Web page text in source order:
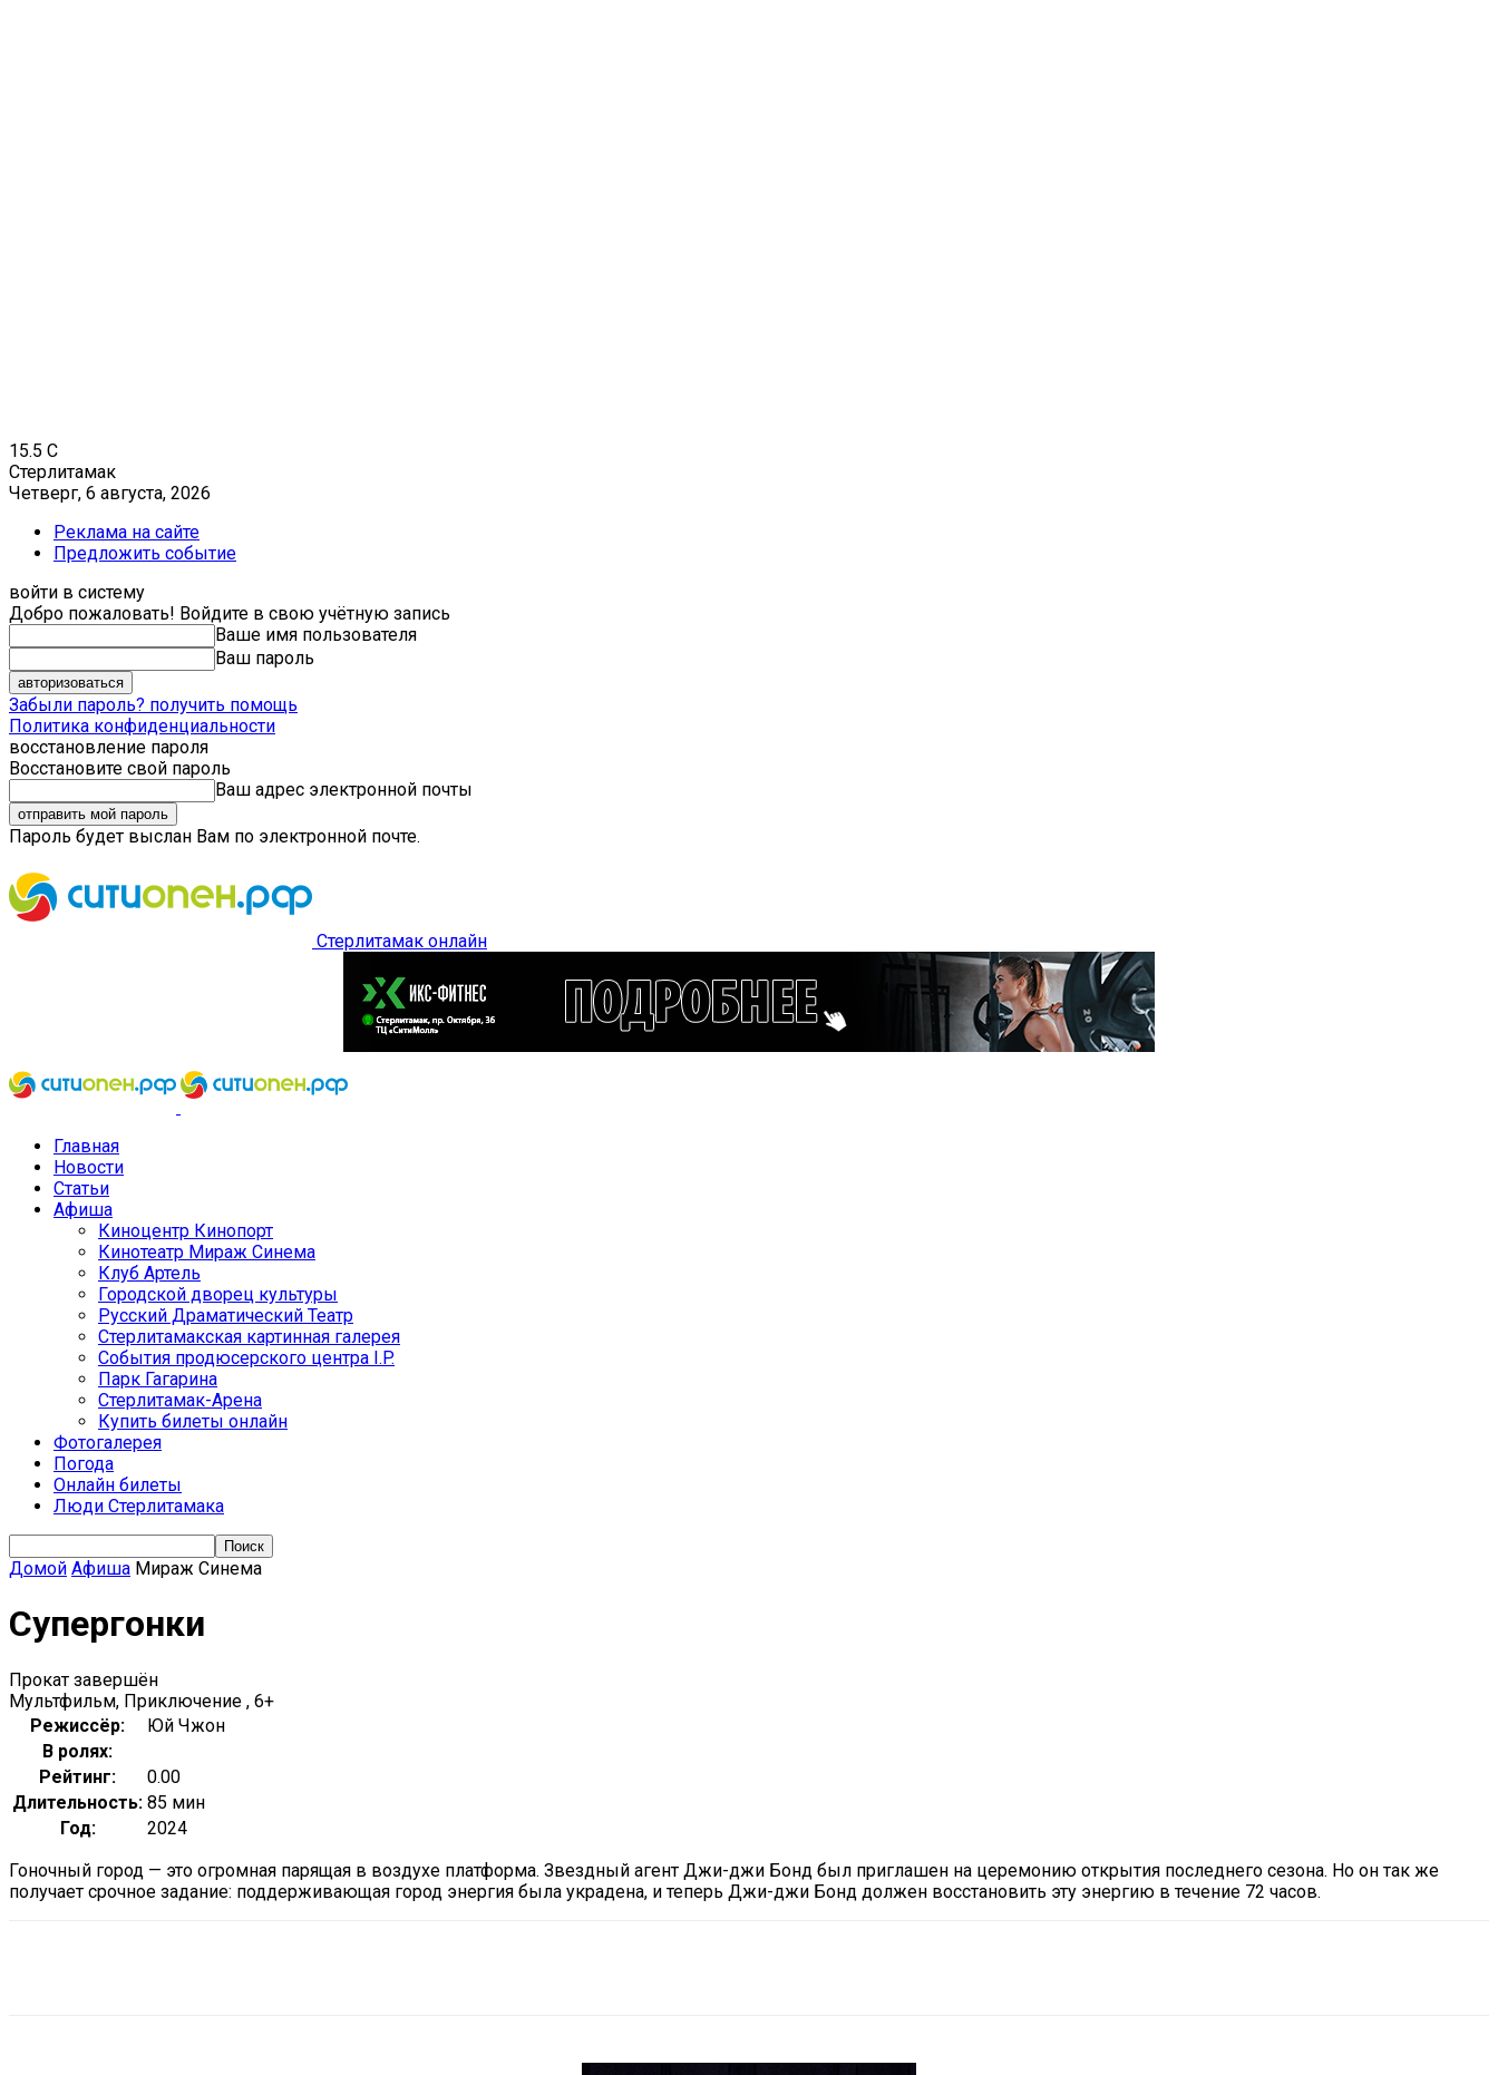
15.5 C
Стерлитамак
Четверг, 6 августа, 2026
Реклама на сайте
Предложить событие
войти в систему
Добро пожаловать! Войдите в свою учётную запись
Ваше имя пользователя
Ваш пароль
Забыли пароль? получить помощь
Политика конфиденциальности
восстановление пароля
Восстановите свой пароль
Ваш адрес электронной почты
Пароль будет выслан Вам по электронной почте.
Стерлитамак онлайн
Главная
Новости
Статьи
Афиша
Киноцентр Кинопорт
Кинотеатр Мираж Синема
Клуб Артель
Городской дворец культуры
Русский Драматический Театр
Стерлитамакская картинная галерея
События продюсерского центра I.P.
Парк Гагарина
Стерлитамак-Арена
Купить билеты онлайн
Фотогалерея
Погода
Онлайн билеты
Люди Стерлитамака
Домой Афиша Мираж Синема
Супергонки
Прокат завершён
Мультфильм, Приключение , 6+
Режиссёр:
Юй Чжон
В ролях:
Рейтинг:
0.00
Длительность: 85 мин
Год:
2024
Гоночный город — это огромная парящая в воздухе платформа. Звездный агент Джи-джи Бонд был приглашен на церемонию открытия последнего сезона. Но он так же
получает срочное задание: поддерживающая город энергия была украдена, и теперь Джи-джи Бонд должен восстановить эту энергию в течение 72 часов.